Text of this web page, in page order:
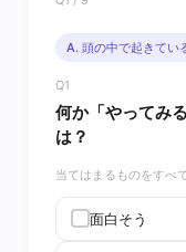
A. 頭の中で起きてい
Q1
何か「やってみ
は？
当てはまるものをすべ
面白そう